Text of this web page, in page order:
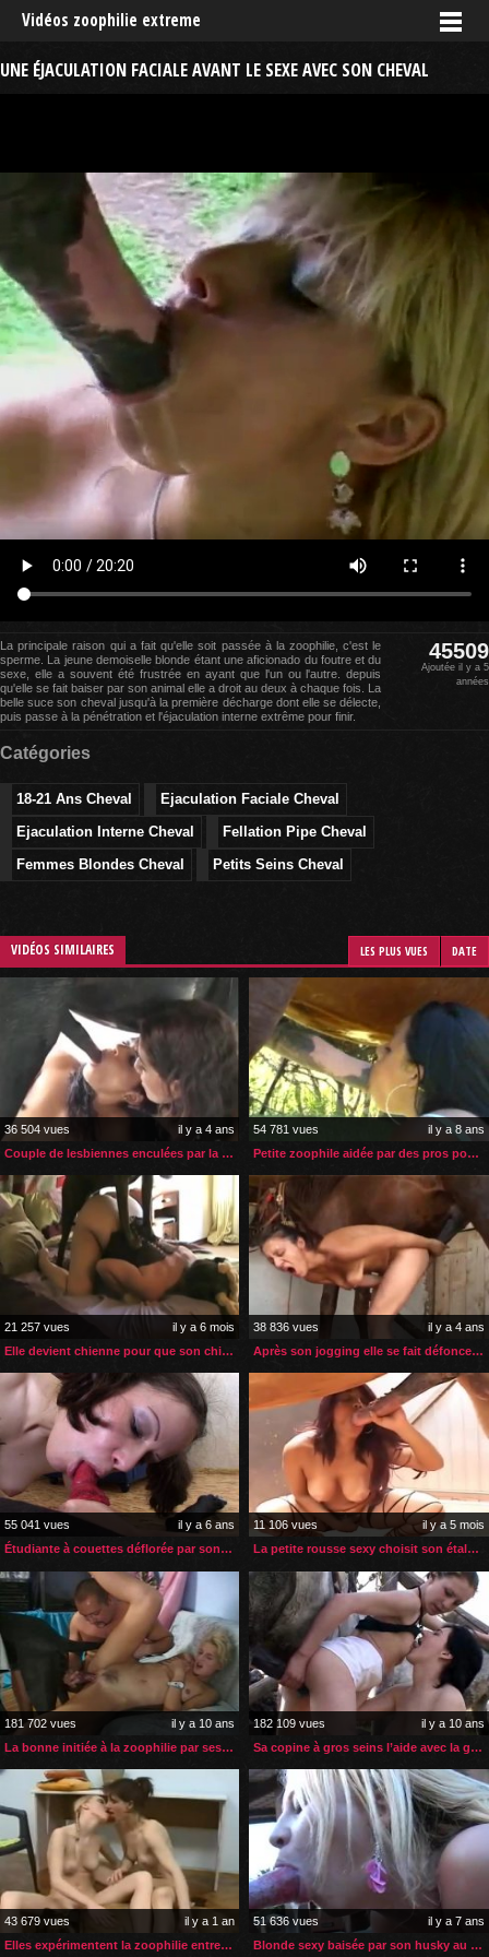
Vidéos zoophilie extreme
UNE ÉJACULATION FACIALE AVANT LE SEXE AVEC SON CHEVAL
La principale raison qui a fait qu'elle soit passée à la zoophilie, c'est le
sperme. La jeune demoiselle blonde étant une aficionado du foutre et du
sexe, elle a souvent été frustrée en ayant que l'un ou l'autre. depuis
qu'elle se fait baiser par son animal elle a droit au deux à chaque fois. La
belle suce son cheval jusqu'à la première décharge dont elle se délecte,
puis passe à la pénétration et l'éjaculation interne extrême pour finir.
45509
Ajoutée il y a 5
années
Catégories
18-21 Ans Cheval
Ejaculation Faciale Cheval
Ejaculation Interne Cheval
Fellation Pipe Cheval
Femmes Blondes Cheval
Petits Seins Cheval
VIDÉOS SIMILAIRES LES PLUS VUES DATE
36 504 vues
il y a 4 ans
Couple de lesbiennes enculées par la grosse bite de leur poney
54 781 vues
il y a 8 ans
Petite zoophile aidée par des pros pour sa 1ère fois
21 257 vues
il y a 6 mois
Elle devient chienne pour que son chien la fasse jouir
38 836 vues
il y a 4 ans
Après son jogging elle se fait défoncer par son cheval
55 041 vues
il y a 6 ans
Étudiante à couettes déflorée par son gros chien
11 106 vues
il y a 5 mois
La petite rousse sexy choisit son étalon pour une bonne baise
181 702 vues
il y a 10 ans
La bonne initiée à la zoophilie par ses employeurs
182 109 vues
il y a 10 ans
Sa copine à gros seins l’aide avec la grosse bite de cheval
43 679 vues
il y a 1 an
Elles expérimentent la zoophilie entre copines
51 636 vues
il y a 7 ans
Blonde sexy baisée par son husky au bord de la piscine